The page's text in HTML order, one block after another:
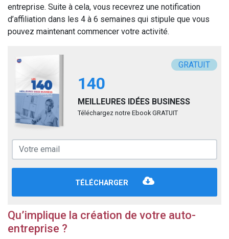
entreprise. Suite à cela, vous recevrez une notification
d’affiliation dans les 4 à 6 semaines qui stipule que vous
pouvez maintenant commencer votre activité.
GRATUIT
140
MEILLEURES IDÉES BUSINESS
Téléchargez notre Ebook GRATUIT
TÉLÉCHARGER
Qu’implique la création de votre auto-
entreprise ?